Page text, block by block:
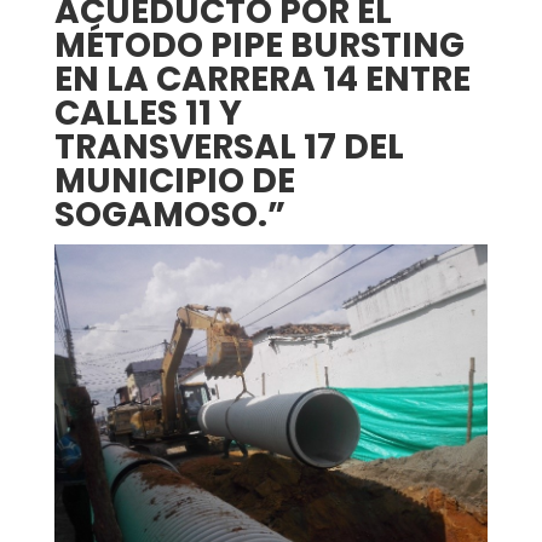
ACUEDUCTO POR EL
MÉTODO PIPE BURSTING
EN LA CARRERA 14 ENTRE
CALLES 11 Y
TRANSVERSAL 17 DEL
MUNICIPIO DE
SOGAMOSO.”